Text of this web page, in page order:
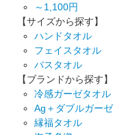
～1,100円
【サイズから探す】
ハンドタオル
フェイスタオル
バスタオル
【ブランドから探す】
冷感ガーゼタオル
Ag＋ダブルガーゼ
縁福タオル